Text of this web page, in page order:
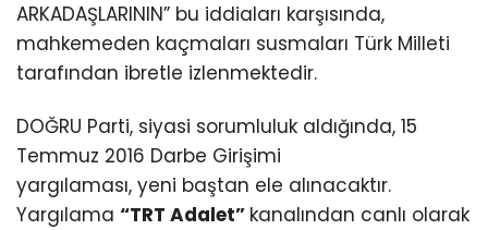
ARKADAŞLARININ” bu iddiaları karşısında,
mahkemeden kaçmaları susmaları Türk Milleti
tarafından ibretle izlenmektedir.
DOĞRU Parti, siyasi sorumluluk aldığında, 15
Temmuz 2016 Darbe Girişimi
yargılaması, yeni baştan ele alınacaktır.
Yargılama “TRT Adalet” kanalından canlı olarak